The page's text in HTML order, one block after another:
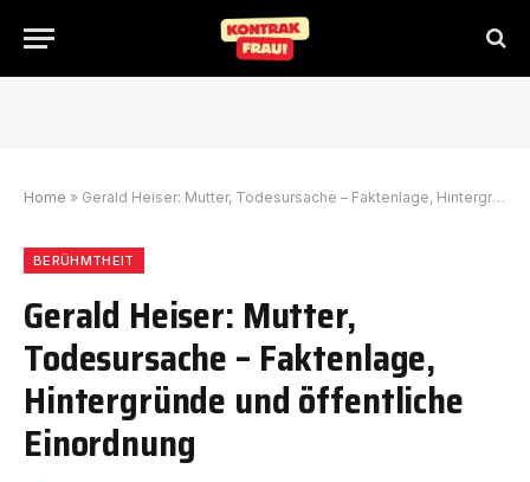
Home » Gerald Heiser: Mutter, Todesursache – Faktenlage, Hintergründe und öffentliche Einordnung
BERÜHMTHEIT
Gerald Heiser: Mutter,
Todesursache – Faktenlage,
Hintergründe und öffentliche
Einordnung